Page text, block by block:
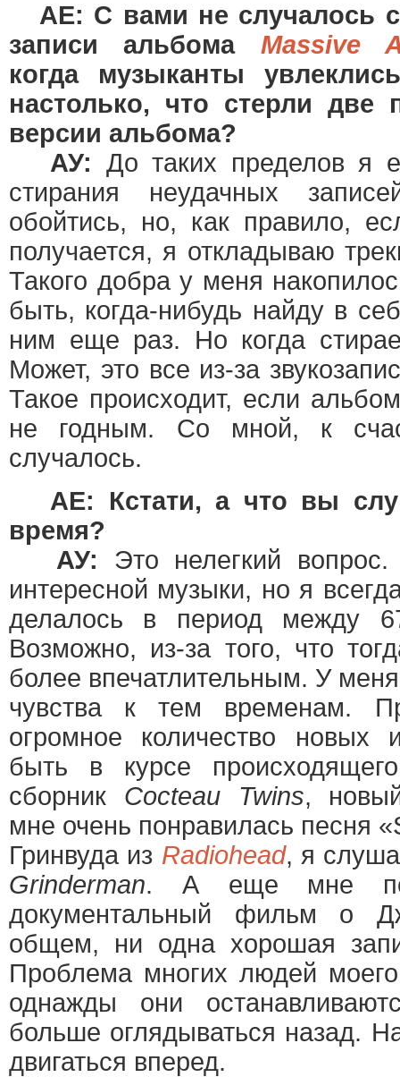
AE: С вами не случалось
записи альбома Massive
когда музыканты
настолько, что стерли две
версии альбома?
АУ: До таких пределов я
стирания неудачных
обойтись, но, как правило,
получается, я откладываю
Такого добра у меня
быть, когда-нибудь найду в
ним еще раз. Но когда
Может, это все из-за
Такое происходит, если
не годным. Со мной, к
случалось.
AE: Кстати, а что вы
время?
АУ: Это нелегкий
интересной музыки, но я
делалось в период между
Возможно, из-за того, что
более впечатлительным. У
чувства к тем временам.
огромное количество новых
быть в курсе
сборник Cocteau Twins,
мне очень понравилась песня
Гринвуда из Radiohead, я
Grinderman. А еще мне
документальный фильм о
общем, ни одна хорошая
Проблема многих людей
однажды они
больше оглядываться назад.
двигаться вперед.